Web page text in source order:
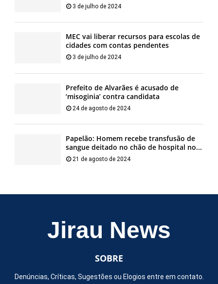
3 de julho de 2024
MEC vai liberar recursos para escolas de
cidades com contas pendentes
3 de julho de 2024
Prefeito de Alvarães é acusado de
‘misoginia’ contra candidata
24 de agosto de 2024
Papelão: Homem recebe transfusão de
sangue deitado no chão de hospital no...
21 de agosto de 2024
Jirau News
SOBRE
Denúncias, Críticas, Sugestões ou Elogios entre em contato.